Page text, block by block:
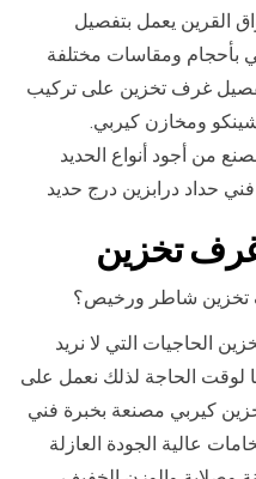
القرين يعمل بتفصيل
بأحجام ومقاسات مختلفة
غرف تخزين على تركيب
ومخازن كيربي.
من أجود أنواع الحديد
حداد درابزين درج حديد
تخزين
تخزين شاطر ورخيص؟
الحاجيات التي لا نريد
لوقت الحاجة لذلك نعمل على
كيربي مصنعة بخبرة فني
عالية الجودة العازلة